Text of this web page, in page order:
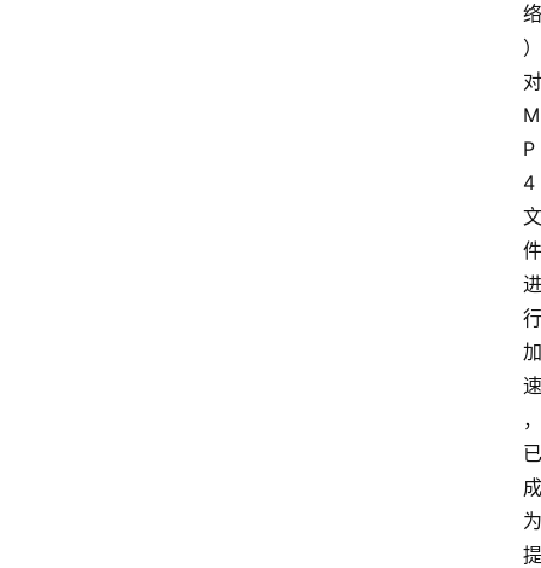
络
）
对
M
P
4
文
件
进
行
加
速
，
已
成
为
提